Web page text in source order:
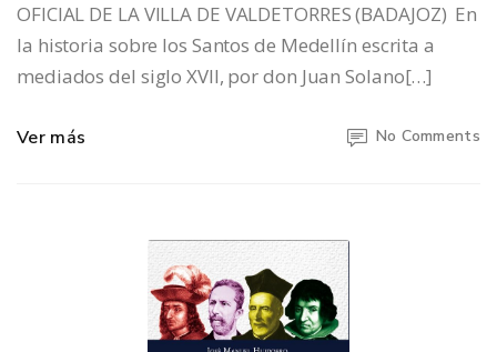
OFICIAL DE LA VILLA DE VALDETORRES (BADAJOZ) En
la historia sobre los Santos de Medellín escrita a
mediados del siglo XVII, por don Juan Solano[…]
Ver más No Comments